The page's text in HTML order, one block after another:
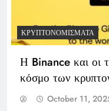
ΚΡΥΠΤΟΝΟΜΊΣΜΑΤΑ
Η Binance και οι
κόσμο των
October 11,